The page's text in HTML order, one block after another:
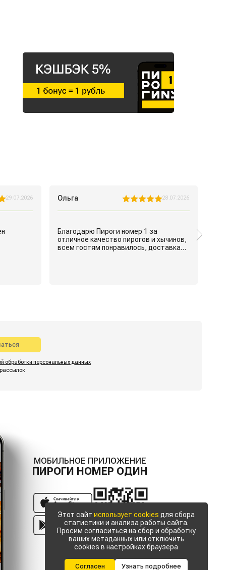
29.07.2026 Ольга 28.07.2026
Благодарю Пироги номер 1 за
отличное качество пирогов и хычинов,
всем гостям понравилось, доставка
обработки персональных данных
МОБИЛЬНОЕ ПРИЛОЖЕНИЕ
ПИРОГИ НОМЕР ОДИН
Этот сайтиспользует cookies для сбора
статистики и анализа работы сайта.
Просим согласиться на сбор и обработку
ваших метаданных или отключить
cookies в настройках браузера
Согласен Узнать подробнее